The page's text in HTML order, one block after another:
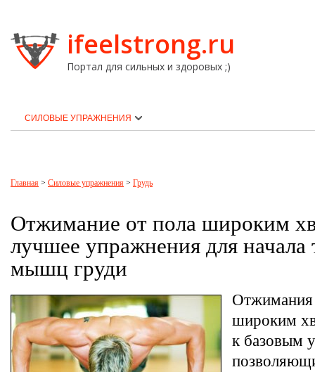
ifeelstrong.ru
Портал для сильных и здоровых ;)
СИЛОВЫЕ УПРАЖНЕНИЯ
Главная > Силовые упражнения > Грудь
Отжимание от пола широким
лучшее упражнения для начала
мышц груди
Отжимания
широким
к базовым